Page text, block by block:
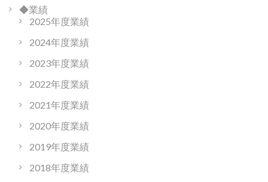
◆業績
2025年度業績
2024年度業績
2023年度業績
2022年度業績
2021年度業績
2020年度業績
2019年度業績
2018年度業績